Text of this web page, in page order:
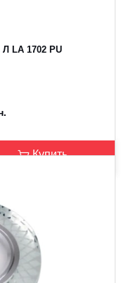
LA 1702 PU
Купить